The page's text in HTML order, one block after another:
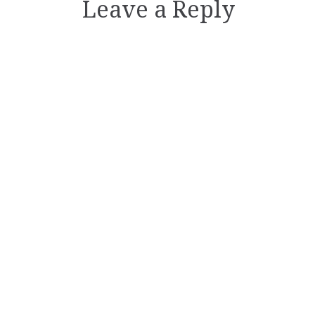
Leave a Reply